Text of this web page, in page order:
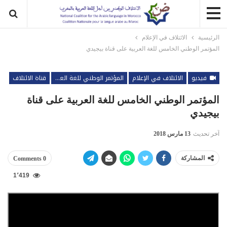
الرئيسية
الائتلاف في الإعلام
المؤتمر الوطني الخامس للغة العربية على قناة بيجيدي
فيديو الائتلاف في الإعلام المؤتمر الوطني للغة العربية
قناة الائتلاف
المؤتمر الوطني الخامس للغة العربية على قناة
بيجيدي
آخر تحديث 13 مارس 2018
المشاركة 0 Comments
1٬419